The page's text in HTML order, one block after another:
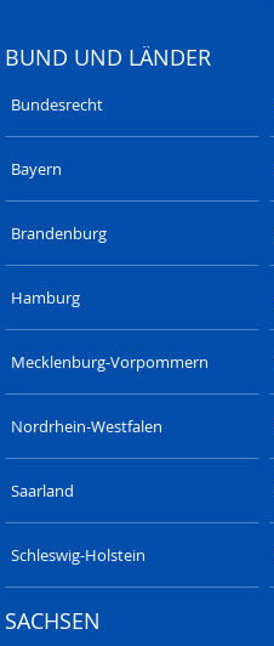
BUND UND LÄNDER
Bundesrecht
Bayern
Brandenburg
Hamburg
Mecklenburg-Vorpommern
Nordrhein-Westfalen
Saarland
Schleswig-Holstein
SACHSEN